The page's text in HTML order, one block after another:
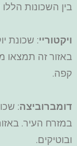
בין השכונות
ויקטוריי: שכונת
באזור זה תמצאו
קפה.
דומברוביצה:
במזרח העיר.
ובוטיקים.